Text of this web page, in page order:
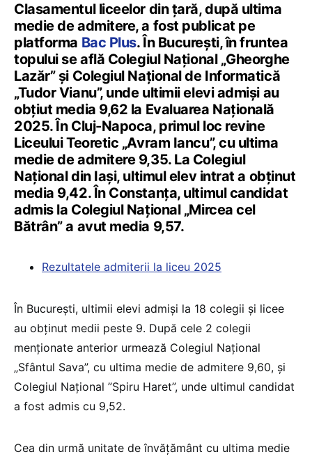
Clasamentul liceelor din țară, după ultima
medie de admitere, a fost publicat pe
platforma Bac Plus. În București, în fruntea
topului se află Colegiul Național „Gheorghe
Lazăr” și Colegiul Național de Informatică
„Tudor Vianu”, unde ultimii elevi admiși au
obțiut media 9,62 la Evaluarea Națională
2025. În Cluj-Napoca, primul loc revine
Liceului Teoretic „Avram Iancu”, cu ultima
medie de admitere 9,35. La Colegiul
Național din Iași, ultimul elev intrat a obținut
media 9,42. În Constanța, ultimul candidat
admis la Colegiul Național „Mircea cel
Bătrân” a avut media 9,57.
Rezultatele admiterii la liceu 2025
În București, ultimii elevi admiși la 18 colegii și licee
au obținut medii peste 9. După cele 2 colegii
menționate anterior urmează Colegiul Național
„Sfântul Sava”, cu ultima medie de admitere 9,60, și
Colegiul Național ”Spiru Haret”, unde ultimul candidat
a fost admis cu 9,52.
Cea din urmă unitate de învățământ cu ultima medie